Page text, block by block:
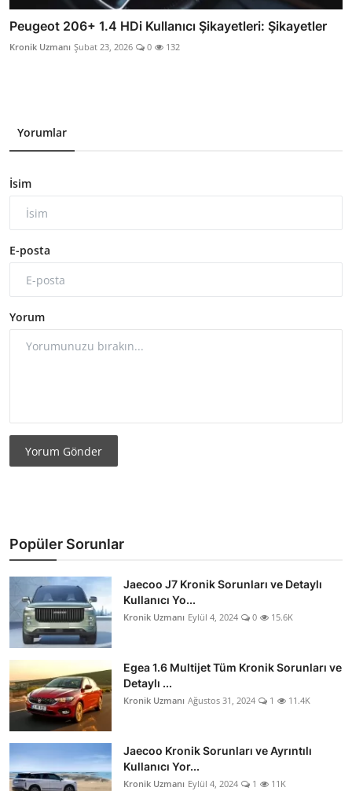
Peugeot 206+ 1.4 HDi Kullanıcı Şikayetleri: Şikayetler
Kronik Uzmanı Şubat 23, 2026 0 132
Yorumlar
İsim
E-posta
Yorum
Yorum Gönder
Popüler Sorunlar
Jaecoo J7 Kronik Sorunları ve Detaylı
Kullanıcı Yo...
Kronik Uzmanı Eylül 4, 2024 0 15.6K
Egea 1.6 Multijet Tüm Kronik Sorunları ve
Detaylı ...
Kronik Uzmanı Ağustos 31, 2024 1 11.4K
Jaecoo Kronik Sorunları ve Ayrıntılı
Kullanıcı Yor...
Kronik Uzmanı Eylül 4, 2024 1 11K